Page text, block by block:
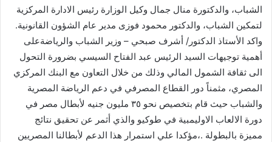
الشباب، والدكتورة منال جمال وكيل الوزارة رئيس الادارة المركزية
لتمكين الشباب، والدكتور محمود فوزى مدير عام الشؤون القانونية.
واكد الأستاذ الدكتور/ أشرف صبحي – وزير الشباب والرياضةعلى
أهمية توجيهات السيد الرئيس عبد الفتاح السيسي بضرورة التحول
الى ثقافة الشمول المالي وذلك من خلال التعاون مع البنك المركزي
المصري، مثمناً دور القطاع المصرفي في دعم الرياضة المصرية
والشباب حيث قام بتخصيص نحو ٣٥ مليون جنيه لأبطال مصر في
دورة الالعاب الاوليمبية في طوكيو والذي أثمر عن تحقيق نتائج
مميزة بالبطولة .،مؤكدا علي استمرار هذا الدعم لأبطالنا المصريين